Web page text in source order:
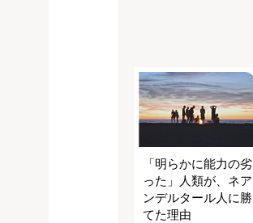
「明らかに能力の劣
った」人類が、ネア
ンデルタール人に勝
てた理由